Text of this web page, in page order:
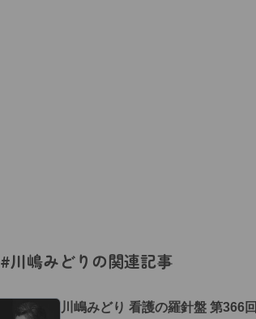
#川嶋みどりの関連記事
川嶋みどり 看護の羅針盤 第366回